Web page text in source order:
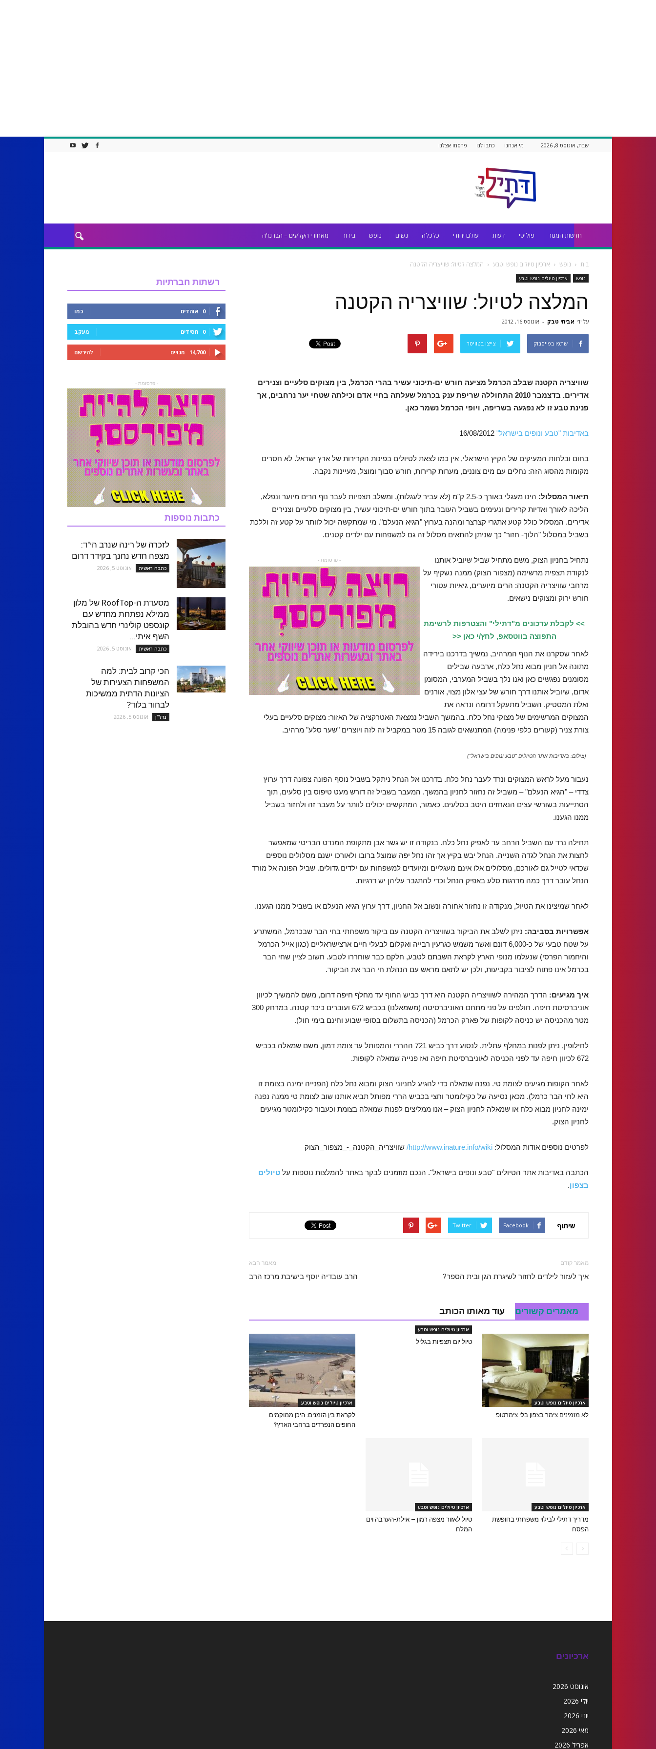
שבת, אוגוסט 8, 2026 מי אנחנו כתבו לנו פרסמו אצלנו
חדשות המגזר פוליטי דעות עולם יהודי כלכלה נשים נופש בידור מאחורי הקלעים – הברנז'ה
בית נופש ארכיון טיולים נופש וטבע המלצה לטיול: שוויצריה הקטנה
נופש ארכיון טיולים נופש וטבע
המלצה לטיול: שוויצריה הקטנה
על ידי אביחי טבק - אוגוסט 16, 2012
שתפו בפייסבוק צייצו בטוויטר
שוויצריה הקטנה שבלב הכרמל מציעה חורש ים-תיכוני עשיר בהרי הכרמל, בין מצוקים סלעיים וצנירים
אדירים. בדצמבר 2010 התחוללה שריפת ענק בכרמל שעלתה בחיי אדם וכילתה שטחי יער נרחבים, אך
פנינת טבע זו לא נפגעה בשריפה, ויופי הכרמל נשמר כאן.
באדיבות "טבע ונופים בישראל"
בחום ובלחות המעיקים של הקיץ הישראלי, אין כמו לצאת לטיולים בפינות הקרירות של ארץ ישראל. לא חסרים
מקומות מהסוג הזה: נחלים עם מים צוננים, מערות קרירות, חורש סבוך ומוצל, מעיינות נקבה.
תיאור המסלול:
הינו מעגלי באורך כ-2.5 ק"מ (לא עביר לעגלות), ומשלב תצפיות לעבר נוף הרים מיוער ונפלא,
הליכה לאורך ואדיות קרירים ונעימים בשביל העובר בתוך חורש ים-תיכוני עשיר, בין מצוקים סלעיים וצנירים
אדירים. המסלול כולל קטע אתגרי קצרצר ומהנה בערוץ "הגיא הנעלם". מי שמתקשה יכול לוותר על קטע זה וללכת
בשביל במסלול "הלוך- חזור" כך שניתן להתאים מסלול זה גם למשפחות עם ילדים קטנים.
- פרסומת -
נתחיל בחניון הצוק, משם מתחיל שביל שיוביל אותנו
לנקודת תצפית מרשימה (מצפור הצוק) ממנה נשקיף על
מרחבי שוויצריה הקטנה: הרים מיוערים, גיאיות עטורי
חורש ירוק ומצוקים נישאים.
>> לקבלת עדכונים מ"דתילי" והצטרפות לרשימת
התפוצה בווטסאפ, לחץ/י כאן <<
לאחר שסקרנו את הנוף המרהיב, נמשיך בדרכנו בירידה
מתונה אל חניון מבוא נחל כלח, ארבעה שבילים
מסומנים נפגשים כאן ואנו נלך בשביל המערבי, המסומן
אדום, שיוביל אותנו דרך חורש של עצי אלון מצוי, אורנים
ואלת המסטיק. השביל מתעקל דרומה ונראה את
המצוקים המרשימים של מצוקי נחל כלח. בהמשך השביל נמצאת האטרקציה של האזור: מצוקים סלעיים בעלי
צורת צניר (קעורים כלפי פנימה) המתנשאים לגובה 15 מטר במקביל זה לזה ויוצרים "שער סלע" מרהיב.
(צילום: באדיבות אתר הטיולים "טבע ונופים בישראל")
נעבור מעל לראש המצוקים ונרד לעבר נחל כלח. בדרכנו אל הנחל ניתקל בשביל נוסף הפונה צפונה דרך ערוץ
צדדי – "הגיא הנעלם" – משביל זה נחזור לחניון בהמשך. המעבר בשביל זה דורש מעט טיפוס בין סלעים, תוך
הסתייעות בשורשי עצים הנאחזים היטב בסלעים. כאמור, המתקשים יכולים לוותר על מעבר זה ולחזור בשביל
ממנו הגענו.
תחילה נרד עם השביל הרחב עד לאפיק נחל כלח. בנקודה זו יש גשר אבן מתקופת המנדט הבריטי שמאפשר
לחצות את הנחל לגדה השנייה. הנחל יבש בקיץ אך זהו נחל יפה שמוצל ברובו ולאורכו ישנם מסלולים נוספים
שכדאי לטייל גם לאורכם, מסלולים אלו אינם מעגליים ומיועדים למשפחות עם ילדים גדולים. שביל הפונה אל מורד
הנחל עובר דרך כמה מדרגות סלע באפיק הנחל וכדי להתגבר עליהן יש דרגיות.
לאחר שמיצינו את הטיול, מנקודה זו נחזור אחורה ונשוב אל החניון, דרך ערוץ הגיא הנעלם או בשביל ממנו הגענו.
אפשרויות בסביבה: ניתן לשלב את הביקור בשוויצריה הקטנה עם ביקור משפחתי בחי הבר שבכרמל, המשתרע
על שטח טבעי של כ-6,000 דונם ואשר משמש כגרעין רבייה ואקלום לבעלי חיים ארצישראליים (כגון אייל הכרמל
והיחמור הפרסי) שנעלמו מנופי הארץ לקראת השבתם לטבע, חלקם כבר שוחררו לטבע. חשוב לציין שחי הבר
בכרמל אינו פתוח לציבור בקביעות, ולכן יש לתאם מראש עם הנהלת חי הבר את הביקור.
איך מגיעים: הדרך המהירה לשוויצריה הקטנה היא דרך כביש החוף עד מחלף חיפה דרום, משם להמשיך לכיוון
אוניברסיטת חיפה. חולפים על פני מתחם האוניברסיטה (משמאלנו) בכביש 672 ועוברים כיכר קטנה. במרחק 300
מטר מהכניסה יש כניסה לקופות של פארק הכרמל (הכניסה בתשלום בסופי שבוע וחינם בימי חול).
לחילופין, ניתן לפנות במחלף עתלית, לנסוע דרך כביש 721 ההררי והמפותל עד צומת דמון, משם שמאלה בכביש
672 לכיוון חיפה עד לפני הכניסה לאוניברסיטת חיפה ואז פנייה שמאלה לקופות.
לאחר הקופות מגיעים לצומת טי. נפנה שמאלה כדי להגיע לחניוני הצוק ומבוא נחל כלח (הפנייה ימינה בצומת זו
היא לחי הבר כרמל). מכאן נסיעה של כקילומטר וחצי בכביש הררי מפותל תביא אותנו שוב לצומת טי ממנה נפנה
ימינה לחניון מבוא כלח או שמאלה לחניון הצוק – אנו ממליצים לפנות שמאלה בצומת וכעבור כקילומטר מגיעים
לחניון הצוק.
לפרטים נוספים אודות המסלול: http://www.inature.info/wiki/ שוויצריה_הקטנה_-_מצפור_הצוק
הכתבה באדיבות אתר הטיולים "טבע ונופים בישראל". הנכם מוזמנים לבקר באתר להמלצות נוספות על טיולים
בצפון.
שיתוף Facebook
Twitter
מאמר קודם
איך לעזור לילדים לחזור לשיגרת הגן ובית הספר?
מאמר הבא
הרב עובדיה יוסף בישיבת מרכז הרב
מאמרים קשורים עוד מאותו הכותב
ארכיון טיולים נופש וטבע
לא מזמינים צימר בצפון בלי צימרטופ
ארכיון טיולים נופש וטבע
טיול יום תצפיות בגליל
ארכיון טיולים נופש וטבע
לקראת בין הזמנים: היכן ממוקמים
החופים הנפרדים ברחבי הארץ?
ארכיון טיולים נופש וטבע
מדריך דתילי לבילוי משפחתי בחופשת
הפסח
ארכיון טיולים נופש וטבע
טיול לאזור מצפה רמון – אילת-הערבה וים
המלח
רשתות חברתיות
0 אוהדים כמו
0 חסידים מעקב
14,700 מנויים להירשם
- פרסומת -
כתבות נוספות
לזכרה של רינה שנרב הי"ד:
מצפה חדש נחנך בקידר דרום
כתבה ראשית אוגוסט 5, 2026
מסעדת ה-RoofTop של מלון
ממילא נפתחת מחדש עם
קונספט קולינרי חדש בהובלת
השף איתי...
כתבה ראשית אוגוסט 5, 2026
הכי קרוב לבית: למה
המשפחות הצעירות של
הציונות הדתית ממשיכות
לבחור בלוד?
נדל''ן אוגוסט 5, 2026
ארכיונים
אוגוסט 2026
יולי 2026
יוני 2026
מאי 2026
אפריל 2026